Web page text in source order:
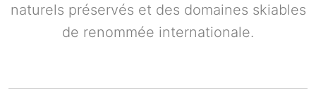
naturels préservés et des domaines skiables
de renommée internationale.